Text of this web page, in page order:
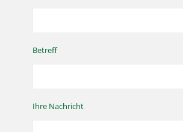
Betreff
Ihre Nachricht